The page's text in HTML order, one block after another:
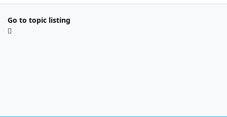
Go to topic listing